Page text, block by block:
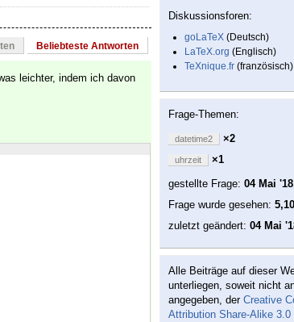
Beliebteste Antworten
leichter, indem ich davon
Diskussionsforen:
goLaTeX (Deutsch)
LaTeX.org (Englisch)
TeXnique.fr (französisch)
Frage-Themen:
datetime2 ×2
uhrzeit
×1
gestellte Frage: 04 Mai
Frage wurde gesehen:
zuletzt geändert: 04 Mai
Alle Beiträge auf dieser
unterliegen, soweit nicht
angegeben, der Creative
Attribution Share-Alike 3.0